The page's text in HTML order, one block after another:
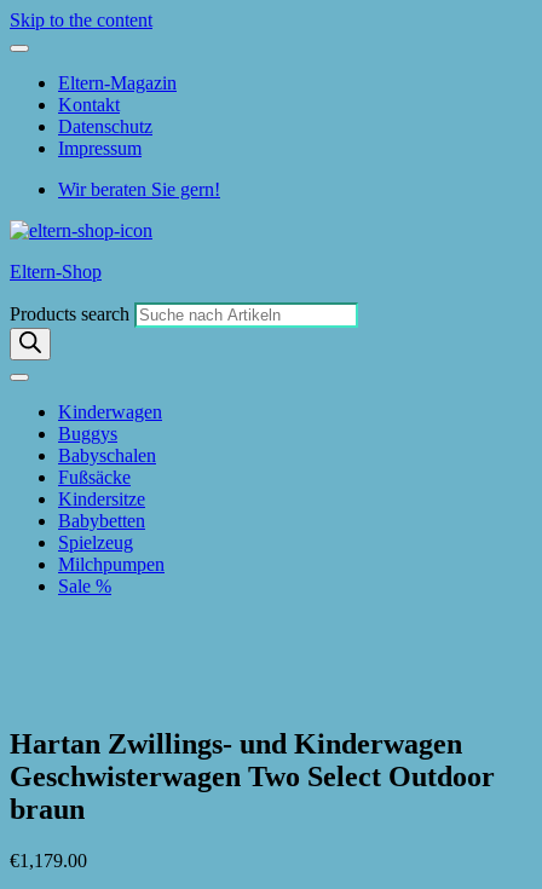
Skip to the content
Eltern-Magazin
Kontakt
Datenschutz
Impressum
Wir beraten Sie gern!
Eltern-Shop
Products search
Kinderwagen
Buggys
Babyschalen
Fußsäcke
Kindersitze
Babybetten
Spielzeug
Milchpumpen
Sale %
Hartan Zwillings- und Kinderwagen
Geschwisterwagen Two Select Outdoor
braun
€1,179.00